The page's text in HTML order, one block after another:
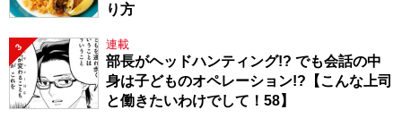
り方
3 連載
部長がヘッドハンティング!? でも会話の中
身は子どものオペレーション!?【こんな上司
と働きたいわけでして！58】